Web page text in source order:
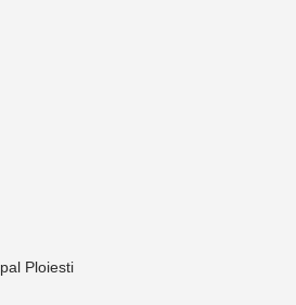
Ploiesti